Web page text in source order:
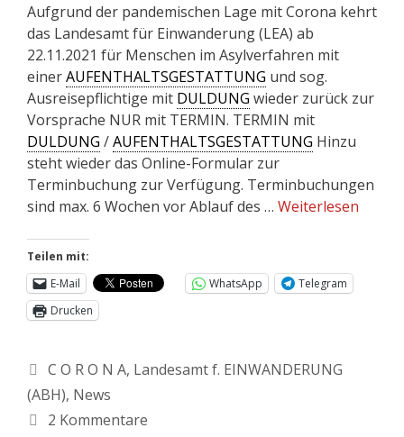
Aufgrund der pandemischen Lage mit Corona kehrt
das Landesamt für Einwanderung (LEA) ab
22.11.2021 für Menschen im Asylverfahren mit
einerAUFENTHALTSGESTATTUNG und sog.
Ausreisepflichtige mit DULDUNG wieder zurück zur
Vorsprache NUR mit TERMIN. TERMIN mit
DULDUNG /AUFENTHALTSGESTATTUNG Hinzu
steht wieder das Online-Formular zur
Terminbuchung zur Verfügung. Terminbuchungen
sind max. 6 Wochen vor Ablauf des … Weiterlesen
Teilen mit:
E-Mail
WhatsApp
Telegram
Drucken
C O R O N A, Landesamt f. EINWANDERUNG
(ABH), News
2 Kommentare